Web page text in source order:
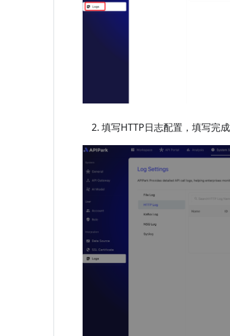
填写HTTP日志配置，填写完